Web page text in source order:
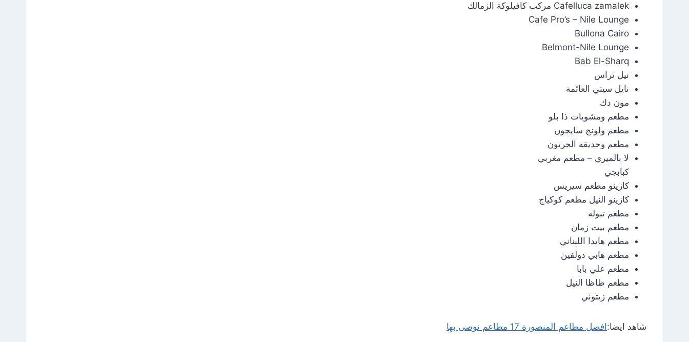
Cafelluca zamalek مركب كافيلوكة الزمالك
Cafe Pro’s – Nile Lounge
Bullona Cairo
Belmont-Nile Lounge
Bab El-Sharq
نيل تراس
نايل سيتي العائمة
مون دك
مطعم ومشويات ذا بلو
مطعم ولونج سايجون
مطعم وحديقه الجريون
لا بالميري – مطعم مغربي
كبابجي
كازينو مطعم سيريس
كازينو النيل مطعم كوكياج
مطعم تبوله
مطعم بيت زمان
مطعم هايدا اللبناني
مطعم هابي دولفين
مطعم علي بابا
مطعم ظاظا النيل
مطعم زيتوني
شاهد ايضا: افضل مطاعم المنصورة 17 مطاعم نوصى بها